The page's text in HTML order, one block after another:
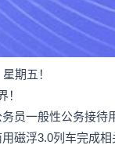
期五！
！
员一般性公务接待
磁浮3.0列车完成